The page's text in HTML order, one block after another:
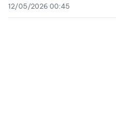
12/05/2026 00:45